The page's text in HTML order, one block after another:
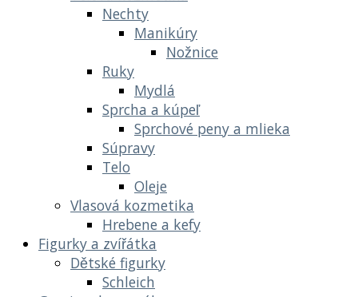
Nechty
Manikúry
Nožnice
Ruky
Mydlá
Sprcha a kúpeľ
Sprchové peny a mlieka
Súpravy
Telo
Oleje
Vlasová kozmetika
Hrebene a kefy
Figurky a zvířátka
Dětské figurky
Schleich